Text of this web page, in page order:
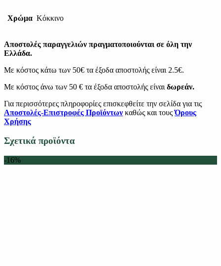
Χρώμα Κόκκινο
Αποστολές παραγγελιών πραγματοποιούνται σε όλη την
Ελλάδα.
Με κόστος κάτω των 50€ τα έξοδα αποστολής είναι 2.5€.
Με κόστος άνω των 50 € τα έξοδα αποστολής είναιδωρεάν.
Για περισσότερες πληροφορίες επισκεφθείτε την σελίδα για τις
Αποστολές-Επιστροφές Προϊόντων καθώς και τουςΌρους
Χρήσης
Σχετικά προϊόντα
-16%